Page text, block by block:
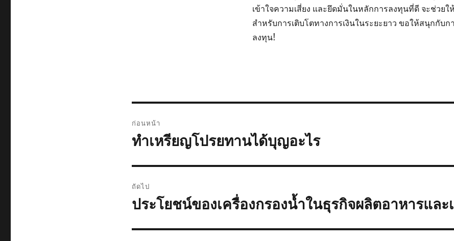
เข้าใจความเสี่ยง และยึดมั่นในหลักการลงทุนที่ดี จะช่วย
สำหรับการเติบโตทางการเงินในระยะยาว ขอให้สนุกกับก
ลงทุน!
เรื่อง
ก่อนหน้า
เรื่อง
หน้า:
ทำเหรียญโปรยทานได้บุญอะไร
ถัดไป
เรื่อง
ไป:
ประโยชน์ของเครื่องกรองน้ำในธุรกิจผลิตอาหารและ